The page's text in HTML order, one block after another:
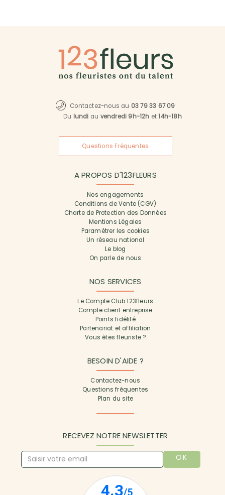
Contactez-nous au 03 79 33 67 09
Du lundi au vendredi 9h-12h et14h-18h
Questions Fréquentes
A PROPOS D'123FLEURS
Nos engagements
Conditions de Vente (CGV)
Charte de Protection des Données
Mentions Légales
Paramétrer les cookies
Un réseau national
Le blog
On parle de nous
NOS SERVICES
Le Compte Club 123fleurs
Compte client entreprise
Points fidélité
Partenariat et affiliation
Vous êtes fleuriste ?
BESOIN D'AIDE ?
Contactez-nous
Questions fréquentes
Plan du site
RECEVEZ NOTRE NEWSLETTER
OK